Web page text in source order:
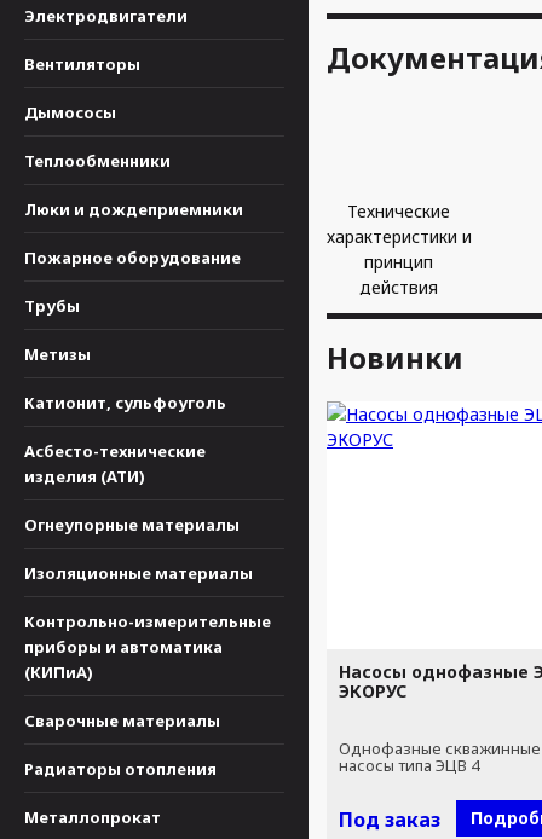
Электродвигатели
Вентиляторы
Дымососы
Теплообменники
Люки и дождеприемники
Пожарное оборудование
Трубы
Метизы
Катионит, сульфоуголь
Асбесто-технические
изделия (АТИ)
Огнеупорные материалы
Изоляционные материалы
Контрольно-измерительные
приборы и автоматика
(КИПиА)
Сварочные материалы
Радиаторы отопления
Металлопрокат
Технические
характеристики и
принцип
действия
Новинки
Насосы однофазные
ЭКОРУС
Однофазные скважинные
насосы типа ЭЦВ 4
Под заказ